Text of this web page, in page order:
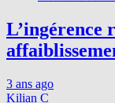
L’ingérence
3 ans ago
Kilian C